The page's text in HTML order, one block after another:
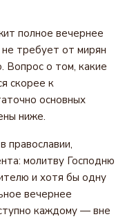
полное вечернее
требует от мирян
Вопрос о том, какие
скорее к
основных
ниже.
православии,
молитву Господню
и хотя бы одну
вечернее
каждому — вне